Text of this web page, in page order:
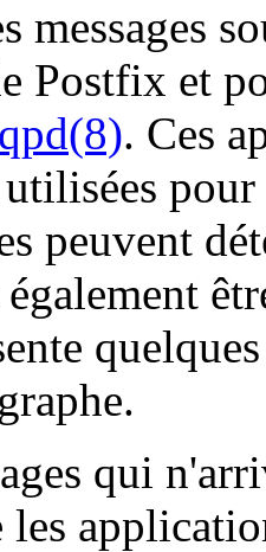
messages
Postfix et
. Ces
peuvent
qui